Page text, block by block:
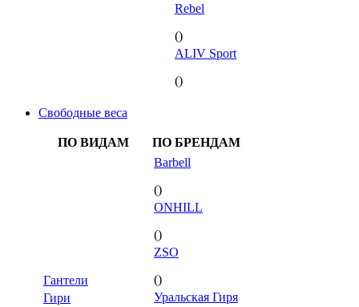
Rebel
()
ALIV Sport
()
Свободные веса
ПО ВИДАМ ПО БРЕНДАМ
Гантели
Гири
Barbell
()
ONHILL
()
ZSO
()
Уральская Гиря